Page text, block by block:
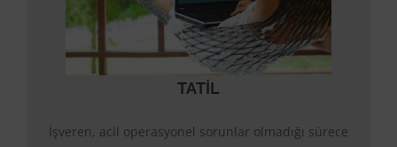
TATIL
İşveren, acil operasyonel sorunlar olmadığı sürece